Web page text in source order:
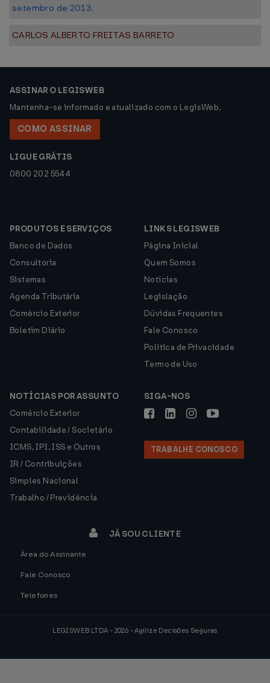
setembro de 2013.
CARLOS ALBERTO FREITAS BARRETO
ASSINAR O LEGISWEB
Mantenha-se informado e atualizado com o LegisWeb.
COMO ASSINAR
LIGUE GRÁTIS
0800 202 5544
PRODUTOS E SERVIÇOS
Banco de Dados
Consultoria
Sistemas
Agenda Tributária
Comércio Exterior
Boletim Diário
LINKS LEGISWEB
Página Inicial
Quem Somos
Notícias
Legislação
Dúvidas Frequentes
Fale Conosco
Política de Privacidade
Termo de Uso
NOTÍCIAS POR ASSUNTO
Comércio Exterior
Contabilidade / Societário
ICMS, IPI, ISS e Outros
IR / Contribuições
Simples Nacional
Trabalho / Previdência
SIGA-NOS
TRABALHE CONOSCO
JÁ SOU CLIENTE
Área do Assinante
Fale Conosco
Telefones
LEGISWEB LTDA - 2026 - Agilize Decisões Seguras